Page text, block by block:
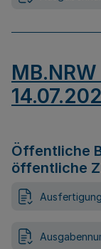
Öffentliche
öffentliche